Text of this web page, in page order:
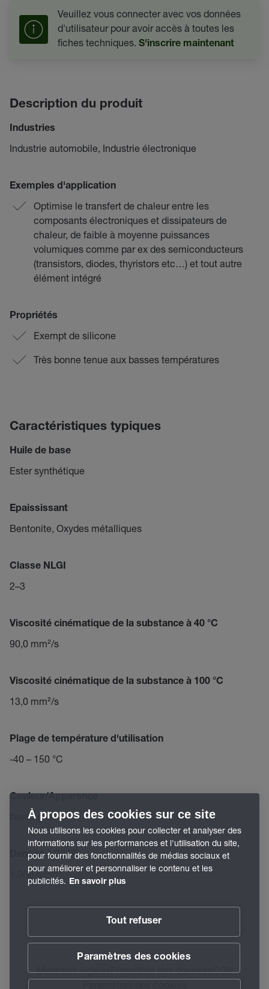
Veuillez vous connecter avec vos données
d'utilisateur pour avoir accès à toutes les
fiches techniques. S'inscrire maintenant
Description du produit
Industries
Industrie automobile, Industrie électronique
Exemples d'application
Optimise le transfert de chaleur entre les
composants électroniques et dissipateurs de
chaleur, de faible à moyenne puissances
volumiques comme par ex des semiconducteurs
(transistors, diodes, thyristors etc…) et tout autre
élément intégré
Propriétés
Exempt de silicone
Très bonne tenue aux basses températures
Caractéristiques typiques
Huile de base
Ester synthétique
Epaississant
Bentonite, Oxydes métalliques
Classe NLGI
2–3
Viscosité cinématique de la substance à 40 °C
90,0 mm²/s
Viscosité cinématique de la substance à 100 °C
13,0 mm²/s
Plage de température d'utilisation
-40 – 150 °C
Couleur/Apparence
blanc-gris
Densité à 20 °C
1,900 g/cm³
Mentions légalesProtection des donnéesCGV
À propos des cookies sur ce site
Nous utilisons les cookies pour collecter et analyser des
informations sur les performances et l'utilisation du site,
pour fournir des fonctionnalités de médias sociaux et
pour améliorer et personnaliser le contenu et les
publicités. En savoir plus
Tout refuser
Paramètres des cookies